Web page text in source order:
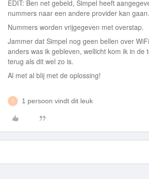
EDIT: Ben net gebeld, Simpel heeft
nummers naar een andere provider kan gaan.
Nummers worden vrijgegeven met overstap.
Jammer dat Simpel nog geen bellen over
anders was ik gebleven, wellicht kom ik in de
terug als dit wel zo is.
Al met al blij met de oplossing!
S 1 persoon vindt dit leuk